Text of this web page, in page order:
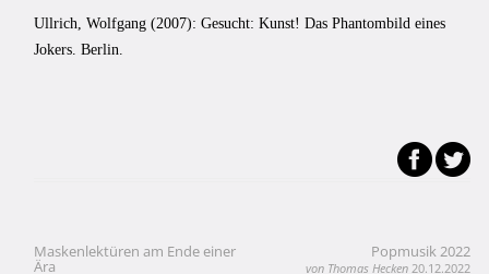
Ullrich, Wolfgang (2007): Gesucht: Kunst! Das Phantombild eines
Jokers. Berlin.
Beitragsnavigation
Maskenlektüren am Ende einer
Ära
Popmusik 2022
von Thomas Hecken 20.12.2022